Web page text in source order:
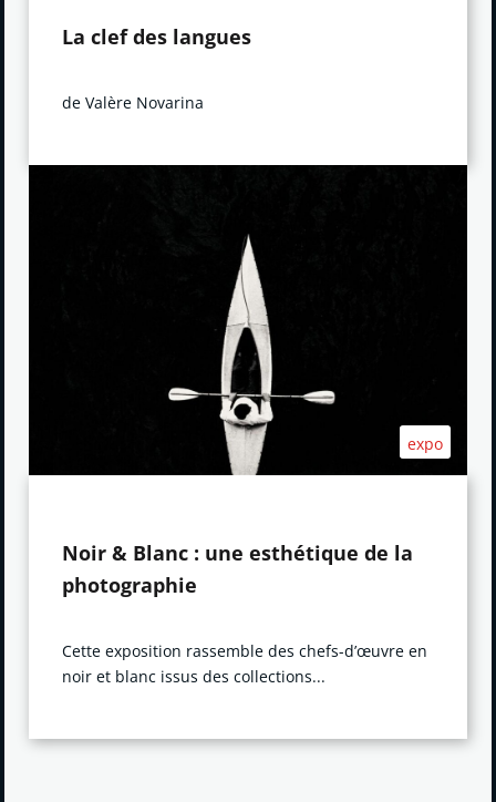
La clef des langues
de Valère Novarina
expo
Noir & Blanc : une esthétique de la
photographie
Cette exposition rassemble des chefs-d’œuvre en
noir et blanc issus des collections...